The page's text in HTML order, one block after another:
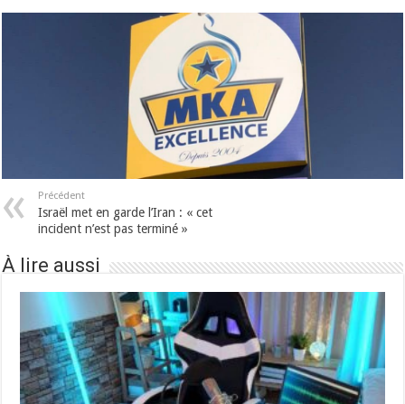
Précédent
Israël met en garde l’Iran : « cet
incident n’est pas terminé »
À lire aussi